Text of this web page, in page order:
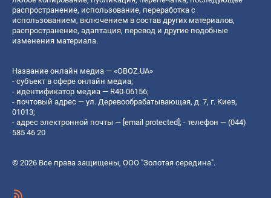
распространение, использование, переработка с
использованием, включением в состав других материалов,
распространение, адаптация, перевод и другие подобные
изменения материала.
Название онлайн медиа — «OBOZ.UA»
- субъект в сфере онлайн медиа;
- идентификатор медиа — R40-06156;
- почтовый адрес — ул. Деревообрабатывающая, д. 7, г. Киев,
01013;
- адрес электронной почты — [email protected]; - телефон — (044)
585 46 20
© 2026 Все права защищены, ООО "Золотая середина".